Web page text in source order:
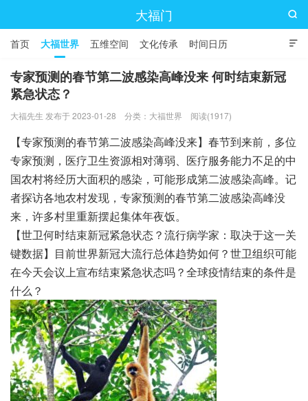
大福门

首页 大福世界 五维空间 文化传承 时间日历

专家预测的春节第二波感染高峰没来 何时结束新冠
紧急状态？
大福先生 发布于 2023-01-28 分类： 大福世界 阅读(1917)
【专家预测的春节第二波感染高峰没来】春节到来前，多位
专家预测，医疗卫生资源相对薄弱、医疗服务能力不足的中
国农村将经历大面积的感染，可能形成第二波感染高峰。记
者探访各地农村发现，专家预测的春节第二波感染高峰没
来，许多村里重新摆起集体年夜饭。
【世卫何时结束新冠紧急状态？流行病学家：取决于这一关
键数据】目前世界新冠大流行总体趋势如何？世卫组织可能
在今天会议上宣布结束紧急状态吗？全球疫情结束的条件是
什么？